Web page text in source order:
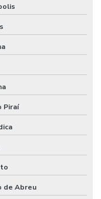
Piraí
de Abreu